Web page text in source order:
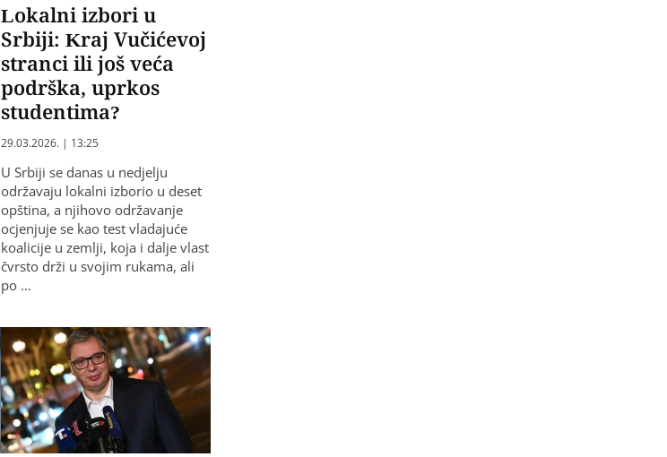
Lokalni izbori u
Srbiji: Kraj Vučićevoj
stranci ili još veća
podrška, uprkos
studentima?
29.03.2026. | 13:25
U Srbiji se danas u nedjelju
održavaju lokalni izborio u deset
opština, a njihovo održavanje
ocjenjuje se kao test vladajuće
koalicije u zemlji, koja i dalje vlast
čvrsto drži u svojim rukama, ali
po …